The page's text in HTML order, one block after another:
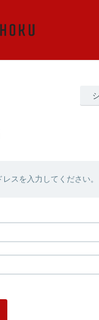
スを入力してください。